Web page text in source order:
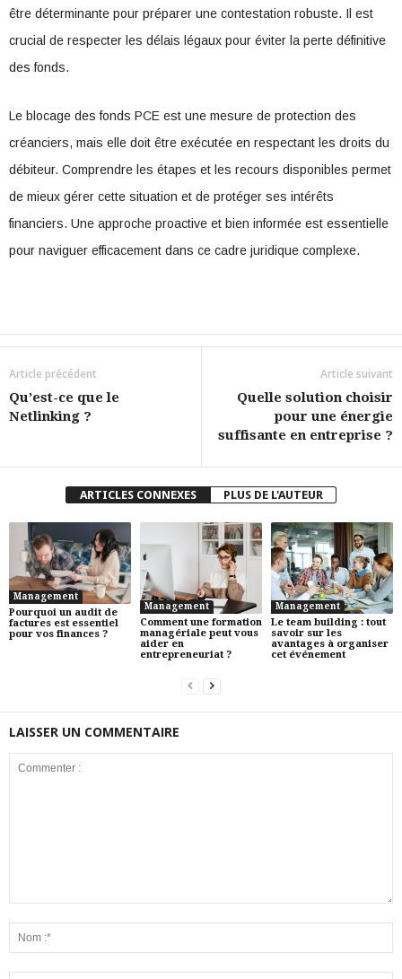
être déterminante pour préparer une contestation robuste. Il est
crucial de respecter les délais légaux pour éviter la perte définitive
des fonds.
Le blocage des fonds PCE est une mesure de protection des
créanciers, mais elle doit être exécutée en respectant les droits du
débiteur. Comprendre les étapes et les recours disponibles permet
de mieux gérer cette situation et de protéger ses intérêts
financiers. Une approche proactive et bien informée est essentielle
pour naviguer efficacement dans ce cadre juridique complexe.
Article précédent
Qu’est-ce que le
Netlinking ?
Article suivant
Quelle solution choisir
pour une énergie
suffisante en entreprise ?
ARTICLES CONNEXES PLUS DE L'AUTEUR
Management
Pourquoi un audit de
factures est essentiel
pour vos finances ?
Management
Comment une formation
managériale peut vous
aider en
entrepreneuriat ?
Management
Le team building : tout
savoir sur les
avantages à organiser
cet événement
LAISSER UN COMMENTAIRE